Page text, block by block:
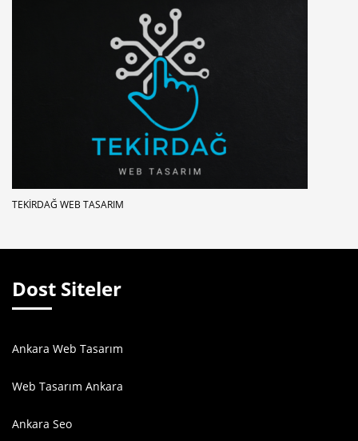
TEKIRDAĞ WEB TASARIM
Dost Siteler
Ankara Web Tasarım
Web Tasarım Ankara
Ankara Seo